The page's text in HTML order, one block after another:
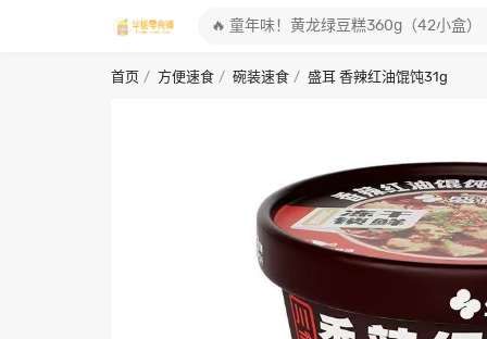
首页 方便速食 碗装速食 盛耳 香辣红油馄饨31g